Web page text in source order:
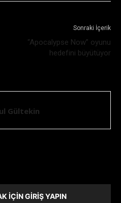
Sonraki İçerik
“Apocalypse Now” oyunu
hedefini büyütüyor
Gültekin
İÇIN GIRIŞ YAPIN